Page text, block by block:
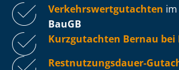
Ver­kehrs­wert­gut­ach­ten im
BauGB
Kurzgutachten Bernau bei
Rest­nut­zungs­dau­er-